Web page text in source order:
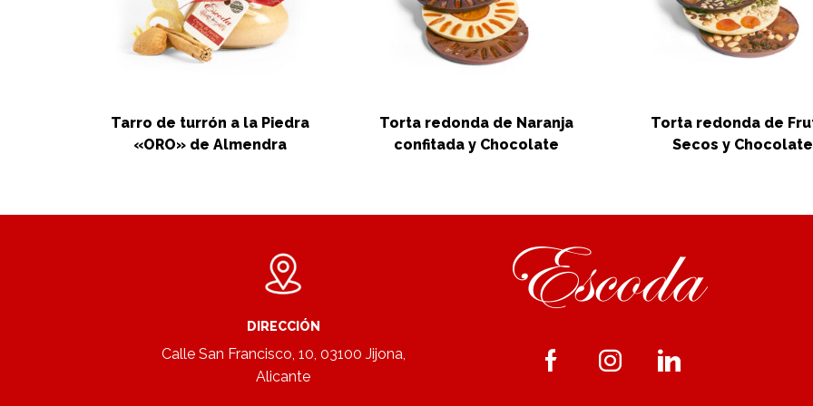
Tarro de turrón a la Piedra
«ORO» de Almendra
Torta redonda de Naranja
confitada y Chocolate
Torta redonda de
Secos y Chocolate
DIRECCIÓN
Calle San Francisco, 10, 03100 Jijona,
Alicante
FacebookInstagramLinkedin